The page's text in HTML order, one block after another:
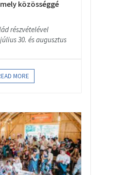
közösséggé
részvételével
30. és augusztus
MORE